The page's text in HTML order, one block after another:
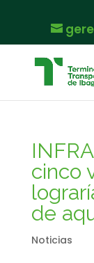
cinco
de
Noticias